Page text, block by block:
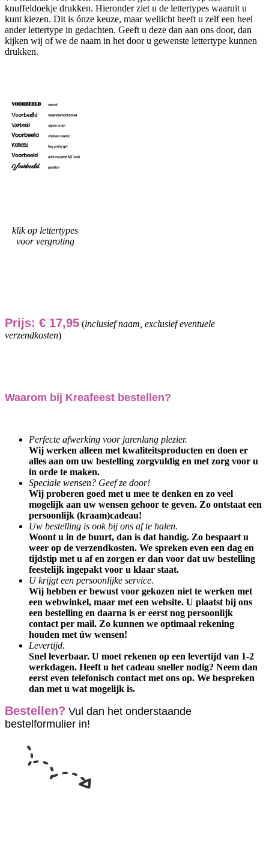
knuffeldoekje drukken. Hieronder ziet u de lettertypes waaruit u
kunt kiezen. Dit is ónze keuze, maar wellicht heeft u zelf een heel
ander lettertype in gedachten. Geeft u deze dan aan ons door, dan
kijken wij of we de naam in het door u gewenste lettertype kunnen
drukken.
klik op lettertypes
voor vergroting
Prijs: € 17,95 (inclusief naam, exclusief eventuele
verzendkosten)
Waarom bij Kreafeest bestellen?
Perfecte afwerking voor jarenlang plezier.
Wij werken alleen met kwaliteitsproducten en doen er
alles aan om uw bestelling zorgvuldig en met zorg voor u
in orde te maken.
Speciale wensen? Geef ze door!
Wij proberen goed met u mee te denken en zo veel
mogelijk aan uw wensen gehoor te geven. Zo ontstaat een
persoonlijk (kraam)cadeau!
Uw bestelling is ook bij ons af te halen.
Woont u in de buurt, dan is dat handig. Zo bespaart u
weer op de verzendkosten. We spreken even een dag en
tijdstip met u af en zorgen er dan voor dat uw bestelling
feestelijk ingepakt voor u klaar staat.
U krijgt een persoonlijke service.
Wij hebben er bewust voor gekozen niet te werken met
een webwinkel, maar met een website. U plaatst bij ons
een bestelling en daarna is er eerst nog persoonlijk
contact per mail. Zo kunnen we optimaal rekening
houden met úw wensen!
Levertijd.
Snel leverbaar. U moet rekenen op een levertijd van 1-2
werkdagen. Heeft u het cadeau sneller nodig? Neem dan
eerst even telefonisch contact met ons op. We bespreken
dan met u wat mogelijk is.
Bestellen? Vul dan het onderstaande
bestelformulier in!